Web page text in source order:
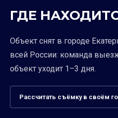
ГДЕ
Объект снят в городе
всей России: команда
объект уходит 1–3 дня.
Рассчитать съёмку в своём